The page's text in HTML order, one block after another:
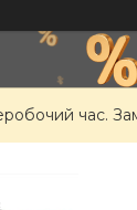
час.